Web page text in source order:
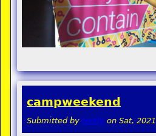
campweekend
Submitted by teddy on Sat,